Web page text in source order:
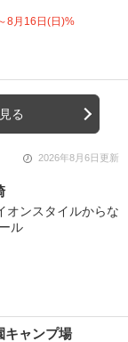
8月16日(日)%
る
2026年8月6日更新
オンスタイルからな
ル
キャンプ場